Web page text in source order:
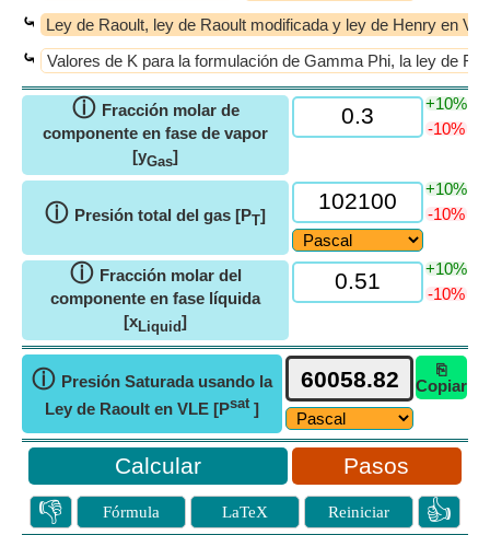
⤿ Ley de Raoult, ley de Raoult modificada y ley de Henry en
⤿ Valores de K para la formulación de Gamma Phi, la ley de
ⓘ Fracción molar de
componente en fase de vapor
[yGas]
+10%
-10%
ⓘ Presión total del gas [PT]
+10%
-10%
ⓘ Fracción molar del
componente en fase líquida
[xLiquid]
+10%
-10%
ⓘ Presión Saturada usando la
Ley de Raoult en VLE [Psat ]
⎘
Copiar
Pasos
👎 Fórmula LaTeX Reiniciar 👍